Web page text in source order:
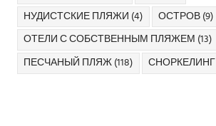
НУДИСТСКИЕ ПЛЯЖИ (4) ОСТРОВ(9)
ОТЕЛИ С СОБСТВЕННЫМ ПЛЯЖЕМ (13)
ПЕСЧАНЫЙ ПЛЯЖ(118) СНОРКЕЛИНГ